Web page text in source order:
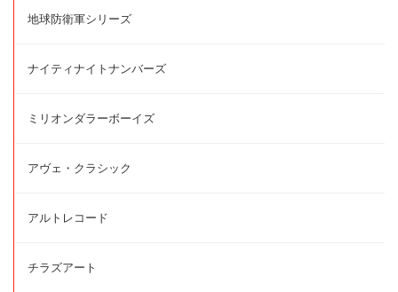
地球防衛軍シリーズ
ナイティナイトナンバーズ
ミリオンダラーボーイズ
アヴェ・クラシック
アルトレコード
チラズアート